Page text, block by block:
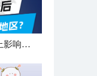
"白海豚"登陆后 是否会北上影响京津冀地区？